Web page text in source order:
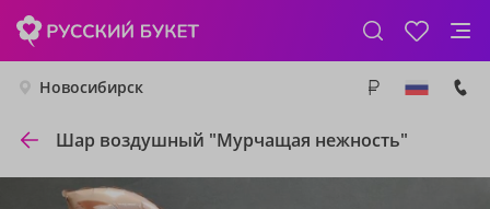
Новосибирск
Шар воздушный "Мурчащая нежность"